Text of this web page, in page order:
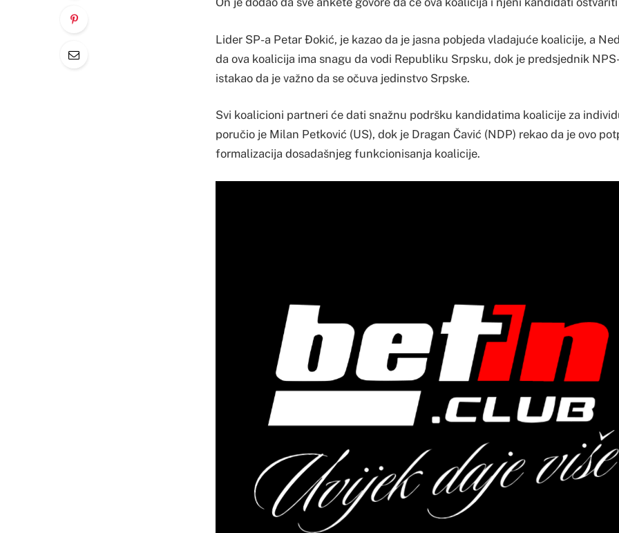
Lider SP-a Petar Đokić, je kazao da je jasna pobjeda vladajuće koalicije, a
da ova koalicija ima snagu da vodi Republiku Srpsku, dok je predsjednik
istakao da je važno da se očuva jedinstvo Srpske.
Svi koalicioni partneri će dati snažnu podršku kandidatima koalicije za
poručio je Milan Petković (US), dok je Dragan Čavić (NDP) rekao da je ovo
formalizacija dosadašnjeg funkcionisanja koalicije.